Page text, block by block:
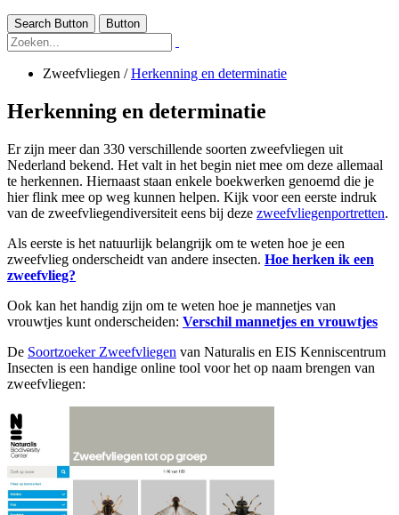
Search Button Button
Zweefvliegen /Herkenning en determinatie
Herkenning en determinatie
Er zijn meer dan 330 verschillende soorten zweefvliegen uit
Nederland bekend. Het valt in het begin niet mee om deze allemaal
te herkennen. Hiernaast staan enkele boekwerken genoemd die je
hier flink mee op weg kunnen helpen. Kijk voor een eerste indruk
van de zweefvliegendiversiteit eens bij deze zweefvliegenportretten.
Als eerste is het natuurlijk belangrijk om te weten hoe je een
zweefvlieg onderscheidt van andere insecten. Hoe herken ik een
zweefvlieg?
Ook kan het handig zijn om te weten hoe je mannetjes van
vrouwtjes kunt onderscheiden: Verschil mannetjes en vrouwtjes
De Soortzoeker Zweefvliegen van Naturalis en EIS Kenniscentrum
Insecten is een handige online tool voor het op naam brengen van
zweefvliegen: